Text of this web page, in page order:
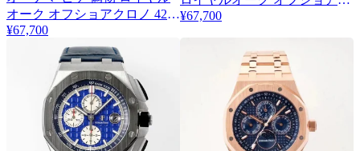
オーク オフショアクロノ 42ｍ
ｍ Odp56089
¥67,700
ロノ 42ｍｍ Odu22740
¥67,700